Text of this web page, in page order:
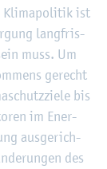
Kli­ma­po­li­tik ist
lang­fris­
muss. Um
ge­recht
bis
im En­er­
aus­ge­rich­
des